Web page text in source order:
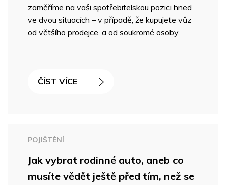
zaměříme na vaši spotřebitelskou pozici hned
ve dvou situacích – v případě, že kupujete vůz
od většího prodejce, a od soukromé osoby.
ČÍST VÍCE
POJIŠTĚNÍ
Jak vybrat rodinné auto, aneb co
musíte vědět ještě před tím, než se